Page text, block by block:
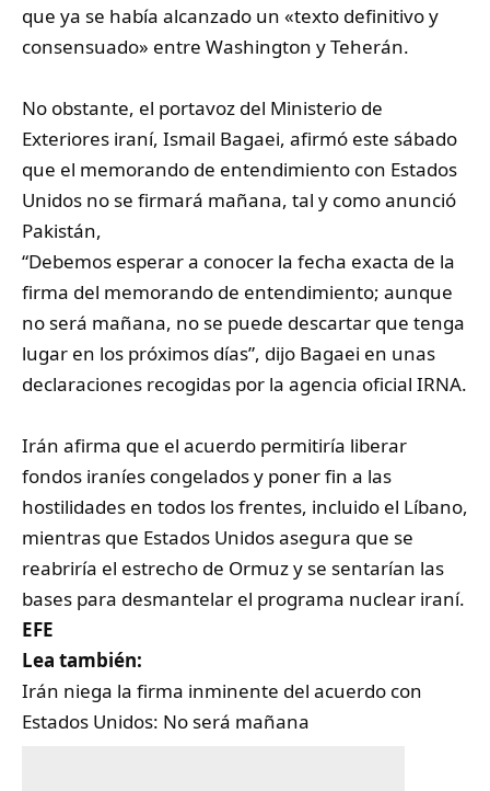
que ya se había alcanzado un «texto definitivo y
consensuado» entre Washington y Teherán.
No obstante, el portavoz del Ministerio de
Exteriores iraní, Ismail Bagaei, afirmó este sábado
que el memorando de entendimiento con Estados
Unidos no se firmará mañana, tal y como anunció
Pakistán,
“Debemos esperar a conocer la fecha exacta de la
firma del memorando de entendimiento; aunque
no será mañana, no se puede descartar que tenga
lugar en los próximos días”, dijo Bagaei en unas
declaraciones recogidas por la agencia oficial IRNA.
Irán afirma que el acuerdo permitiría liberar
fondos iraníes congelados y poner fin a las
hostilidades en todos los frentes, incluido el Líbano,
mientras que Estados Unidos asegura que se
reabriría el estrecho de Ormuz y se sentarían las
bases para desmantelar el programa nuclear iraní.
EFE
Lea también:
Irán niega la firma inminente del acuerdo con
Estados Unidos: No será mañana